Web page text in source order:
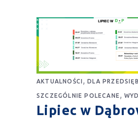
AKTUALNOŚCI ,DLA
SZCZEGÓLNIE POLECANE ,
Lipiec w